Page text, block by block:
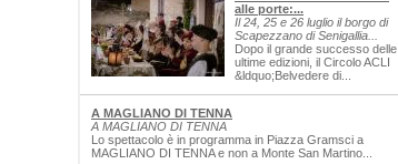
alle porte:...
Il 24, 25 e 26 luglio il borgo di
Scapezzano di Senigallia...
Dopo il grande successo delle
ultime edizioni, il Circolo ACLI
&ldquo;Belvedere di...
A MAGLIANO DI TENNA
A MAGLIANO DI TENNA
Lo spettacolo è in programma in Piazza Gramsci a
MAGLIANO DI TENNA e non a Monte San Martino...